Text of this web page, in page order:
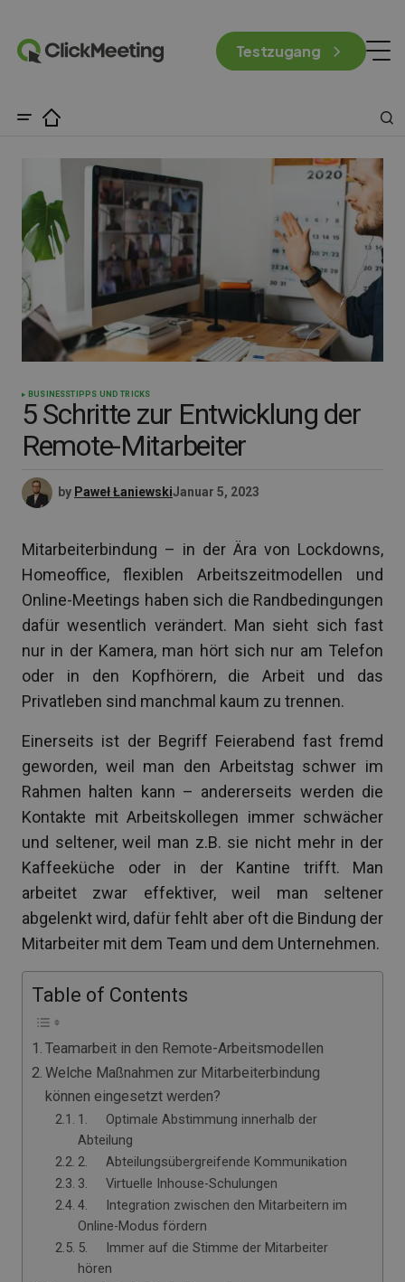
Testzugang
BUSINESSTIPPS UND TRICKS
5 Schritte zur Entwicklung der
Remote-Mitarbeiter
by Paweł ŁaniewskiJanuar 5, 2023
Mitarbeiterbindung – in der Ära von Lockdowns,
Homeoffice, flexiblen Arbeitszeitmodellen und
Online-Meetings haben sich die Randbedingungen
dafür wesentlich verändert. Man sieht sich fast
nur in der Kamera, man hört sich nur am Telefon
oder in den Kopfhörern, die Arbeit und das
Privatleben sind manchmal kaum zu trennen.
Einerseits ist der Begriff Feierabend fast fremd
geworden, weil man den Arbeitstag schwer im
Rahmen halten kann – andererseits werden die
Kontakte mit Arbeitskollegen immer schwächer
und seltener, weil man z.B. sie nicht mehr in der
Kaffeeküche oder in der Kantine trifft. Man
arbeitet zwar effektiver, weil man seltener
abgelenkt wird, dafür fehlt aber oft die Bindung der
Mitarbeiter mit dem Team und dem Unternehmen.
Table of Contents
Teamarbeit in den Remote-Arbeitsmodellen
Welche Maßnahmen zur Mitarbeiterbindung
können eingesetzt werden?
1. Optimale Abstimmung innerhalb der
Abteilung
2. Abteilungsübergreifende Kommunikation
3. Virtuelle Inhouse-Schulungen
4. Integration zwischen den Mitarbeitern im
Online-Modus fördern
5. Immer auf die Stimme der Mitarbeiter
hören